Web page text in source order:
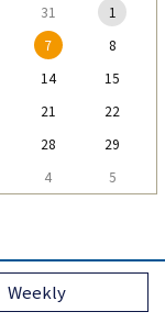
31
1
7
8
14
15
21
22
28
29
4 5
Weekly